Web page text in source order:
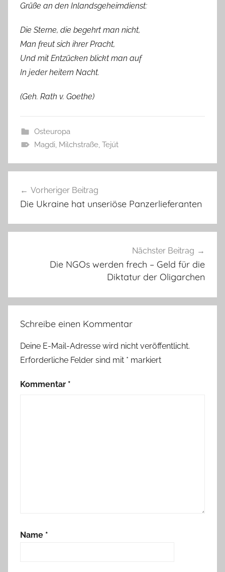
Grüße an den Inlandsgeheimdienst:
Die Sterne, die begehrt man nicht,
Man freut sich ihrer Pracht,
Und mit Entzücken blickt man auf
In jeder heitern Nacht.
(Geh. Rath v. Goethe)
Osteuropa
Magdi, Milchstraße, Tejút
Vorheriger Beitrag
Die Ukraine hat unseriöse Panzerlieferanten
Nächster Beitrag
Die NGOs werden frech – Geld für die
Diktatur der Oligarchen
Schreibe einen Kommentar
Deine E-Mail-Adresse wird nicht veröffentlicht.
Erforderliche Felder sind mit * markiert
Kommentar *
Name *